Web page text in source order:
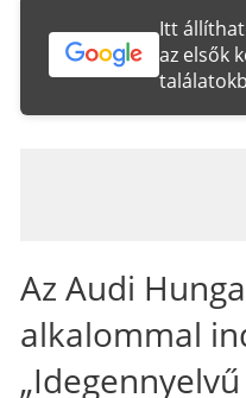
Itt
az elsők
Az Audi
alkalommal